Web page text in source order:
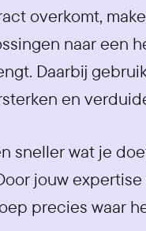
overkomt,
naar een
Daarbij
en
sneller wat je
jouw
precies waar